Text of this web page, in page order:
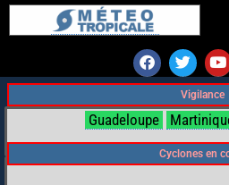
Vigilance
Guadeloupe
Cyclones en